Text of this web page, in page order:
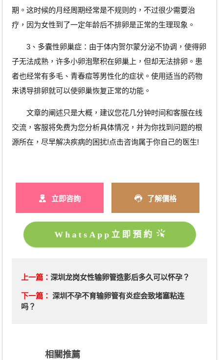
期。这时候的月经周期经常是不规则的，不过很少需要治
疗，因为女性到了一定年龄后不排卵是正常的生理现象。
3、多囊性卵巢症：由于体内贺尔蒙分泌不协调，使得卵
子无法成熟，许多小卵泡聚积在卵巢上，但却无法排卵。患
者也经常有多毛、青春痘等男性化的症状。使用适当的药物
来诱导排卵就可以使卵巢恢复正常的功能。
文章的阐述只是大概，建议您花几分钟时间和客服在线
交流，客服将免费为您分析具体情况，并为你找到问题的根
源所在，尽早解决疾病的困扰!点击咨询属于你自己的医生!
立即咨詢 了解價格
WhatsApp立即預約
上一篇： 深圳龙岗女性输卵管造影后多久可以怀孕？
下一篇： 深圳不孕不育输卵管有炎症会致堵塞粘连
吗？
相關推薦